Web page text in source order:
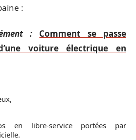
:
:
Comment se passe
voiture électrique en
en libre-service portées par